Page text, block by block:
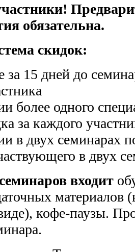
обязательна.
скидок:
за 15 дней до
более одного
за каждого
в двух семинарах
в двух
входит
материалов
кофе-паузы.